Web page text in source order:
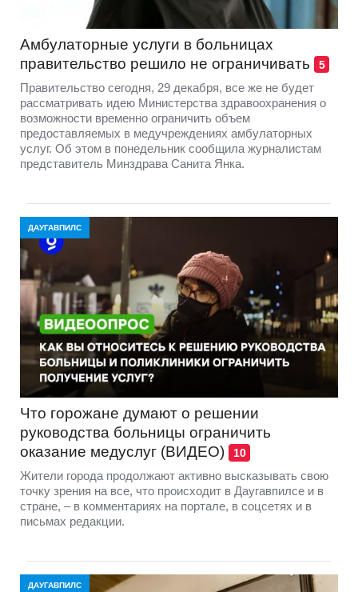
Амбулаторные услуги в больницах
правительство решило не ограничивать
5
Правительство сегодня, 29 декабря, все же не будет
рассматривать идею Министерства здравоохранения о
возможности временно ограничить объем
предоставляемых в медучреждениях амбулаторных
услуг. Об этом в понедельник сообщила журналистам
представитель Минздрава Санита Янка.
ДАУГАВПИЛС
Что горожане думают о решении
руководства больницы ограничить
оказание медуслуг (ВИДЕО)
10
Жители города продолжают активно высказывать свою
точку зрения на все, что происходит в Даугавпилсе и в
стране, – в комментариях на портале, в соцсетях и в
письмах редакции.
ДАУГАВПИЛС